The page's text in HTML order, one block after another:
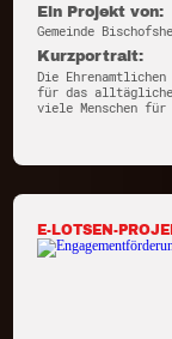
Ein Projekt von:
Gemeinde
Kurzportrait:
Die
für das alltägliche
viele Menschen für
E-LOTSEN-